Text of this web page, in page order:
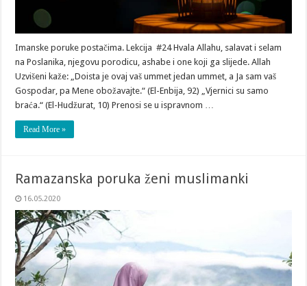
Imanske poruke postačima. Lekcija #24 Hvala Allahu, salavat i selam
na Poslanika, njegovu porodicu, ashabe i one koji ga slijede. Allah
Uzvišeni kaže: „Doista je ovaj vaš ummet jedan ummet, a Ja sam vaš
Gospodar, pa Mene obožavajte.“ (El-Enbija, 92) „Vjernici su samo
braća.“ (El-Hudžurat, 10) Prenosi se u ispravnom …
Read More »
Ramazanska poruka ženi muslimanki
16.05.2020